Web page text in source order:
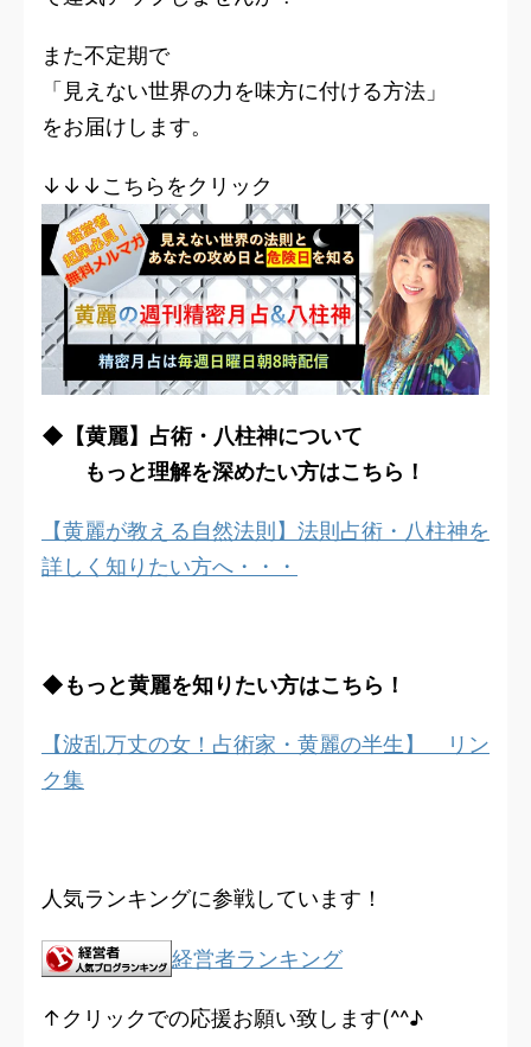
また不定期で
「見えない世界の力を味方に付ける方法」
をお届けします。
↓↓↓こちらをクリック
◆【黄麗】占術・八柱神について
もっと理解を深めたい方はこちら！
【黄麗が教える自然法則】法則占術・八柱神を
詳しく知りたい方へ・・・
◆もっと黄麗を知りたい方はこちら！
【波乱万丈の女！占術家・黄麗の半生】 リン
ク集
人気ランキングに参戦しています！
経営者ランキング
↑クリックでの応援お願い致します(^^♪